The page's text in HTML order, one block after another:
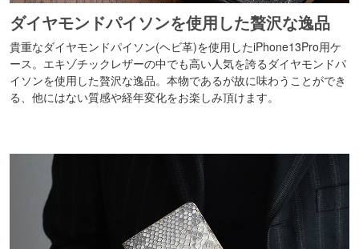
ダイヤモンドパイソンを使用した贅沢な逸品
貴重なダイヤモンドパイソン(ヘビ革)を使用したiPhone13Pro用ケ
ース。エキゾチックレザーの中でも高い人気を誇るダイヤモンドパ
イソンを使用した贅沢な逸品。本物であるが故に味わうことができ
る、他にはない質感や経年変化をお楽しみ頂けます。